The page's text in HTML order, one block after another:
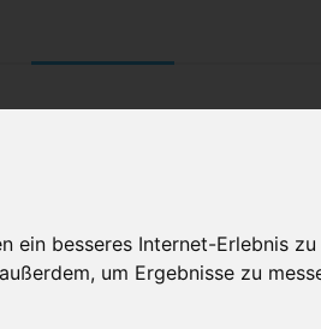
besseres Internet-Erlebnis
um Ergebnisse zu